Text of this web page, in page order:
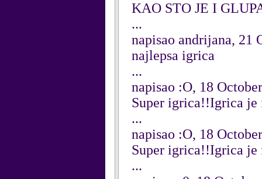
KAO STO JE I
...
napisao andrijana, 21
najlepsa igrica
...
napisao :O, 18
Super igrica!!Igrica je
...
napisao :O, 18
Super igrica!!Igrica je
...